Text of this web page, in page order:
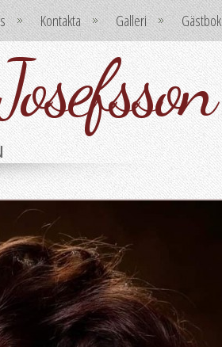
Kontakta Galleri Gästbok